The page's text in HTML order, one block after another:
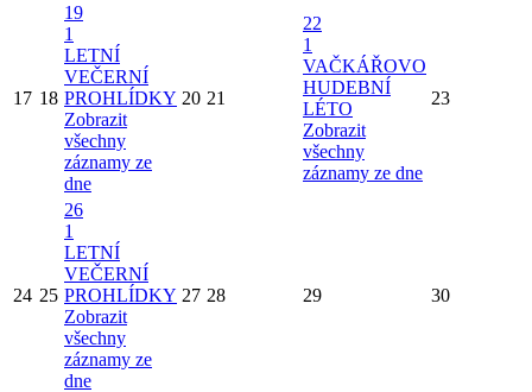
17 18
19
1
LETNÍ
VEČERNÍ
PROHLÍDKY
Zobrazit
všechny
záznamy ze
dne
20 21
22
1
VAČKÁŘOVO
HUDEBNÍ
LÉTO
Zobrazit
všechny
záznamy ze dne
23
24 25
26
1
LETNÍ
VEČERNÍ
PROHLÍDKY
Zobrazit
všechny
záznamy ze
dne
27 28 29 30